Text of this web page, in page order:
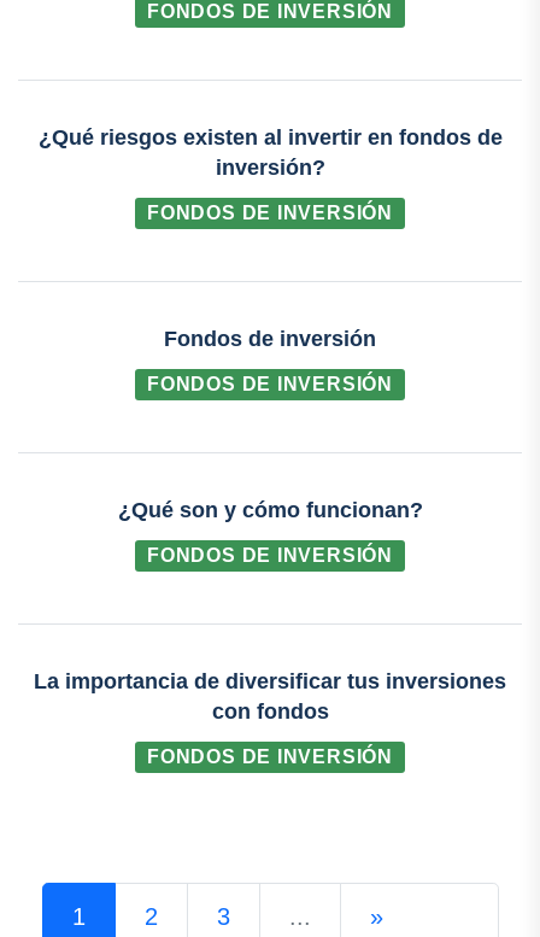
FONDOS DE INVERSIÓN
¿Qué riesgos existen al invertir en fondos de
inversión?
FONDOS DE INVERSIÓN
Fondos de inversión
FONDOS DE INVERSIÓN
¿Qué son y cómo funcionan?
FONDOS DE INVERSIÓN
La importancia de diversificar tus inversiones
con fondos
FONDOS DE INVERSIÓN
1 2 3 ...
»